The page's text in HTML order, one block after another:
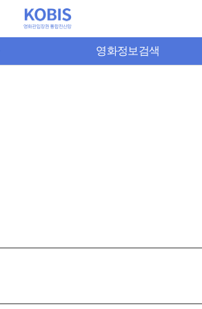
영화정보검색